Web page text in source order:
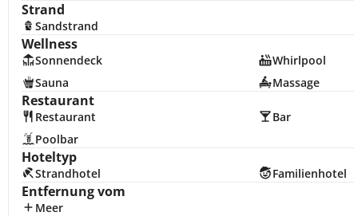
Strand
Sandstrand
Wellness
Sonnendeck Whirlpool
Sauna
Massage
Restaurant
Restaurant Bar
Poolbar
Hoteltyp
Strandhotel Familienhotel
Entfernung vom
Meer